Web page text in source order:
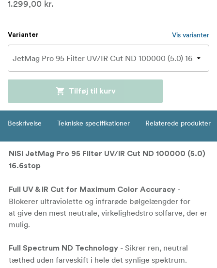
1.299,00 kr.
Varianter Vis varianter
Tilføj til kurv
Beskrivelse Tekniske specifikationer Relaterede produkter
NiSi JetMag Pro 95 Filter UV/IR Cut ND 100000 (5.0)
16.6stop
Full UV & IR Cut for Maximum Color Accuracy -
Blokerer ultraviolette og infrarøde bølgelængder for
at give den mest neutrale, virkelighedstro solfarve, der er
mulig.
Full Spectrum ND Technology - Sikrer ren, neutral
tæthed uden farveskift i hele det synlige spektrum.